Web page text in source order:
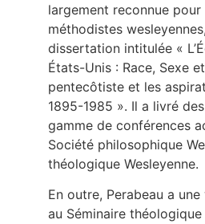
largement reconnue
méthodistes
dissertation intitulée «
États-Unis : Race, Sexe
pentecôtiste et les
1895-1985 ». Il a livré
gamme de conférences
Société philosophique
théologique Wesleyenne.
En outre, Perabeau a
au Séminaire